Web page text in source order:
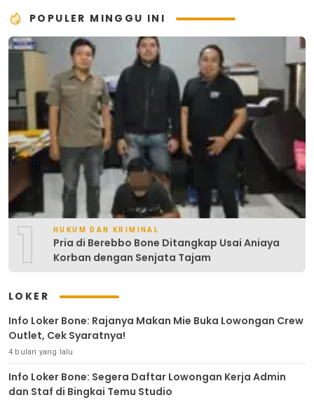
POPULER MINGGU INI
1 HUKUM DAN KRIMINAL
Pria di Berebbo Bone Ditangkap Usai Aniaya
Korban dengan Senjata Tajam
LOKER
Info Loker Bone: Rajanya Makan Mie Buka Lowongan Crew
Outlet, Cek Syaratnya!
4 bulan yang lalu
Info Loker Bone: Segera Daftar Lowongan Kerja Admin
dan Staf di Bingkai Temu Studio